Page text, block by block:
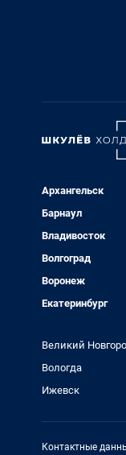
Архангельск
Барнаул
Владивосток
Волгоград
Воронеж
Екатеринбург
Великий
Вологда
Ижевск
Контактные